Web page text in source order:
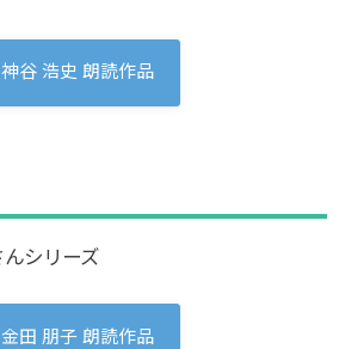
神谷 浩史 朗読作品
シリーズ
金田 朋子 朗読作品